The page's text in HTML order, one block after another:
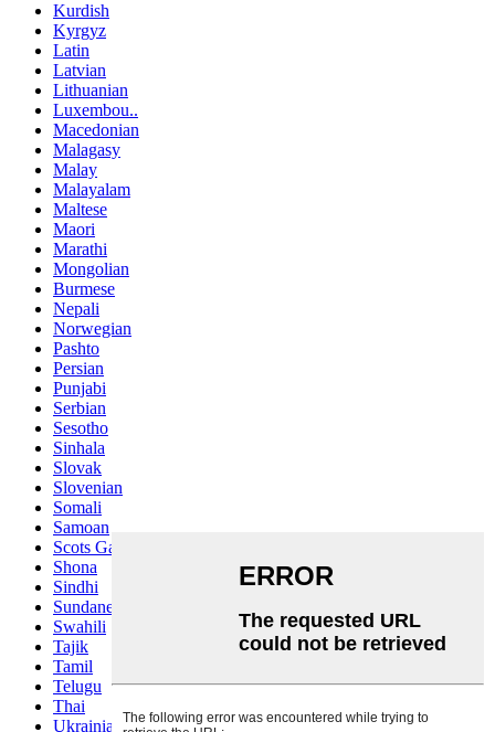
Kurdish
Kyrgyz
Latin
Latvian
Lithuanian
Luxembou..
Macedonian
Malagasy
Malay
Malayalam
Maltese
Maori
Marathi
Mongolian
Burmese
Nepali
Norwegian
Pashto
Persian
Punjabi
Serbian
Sesotho
Sinhala
Slovak
Slovenian
Somali
Samoan
Scots Gaelic
Shona
Sindhi
Sundanese
Swahili
Tajik
Tamil
Telugu
Thai
Ukrainian